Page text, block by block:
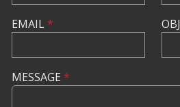
EMAIL*
MESSAGE *